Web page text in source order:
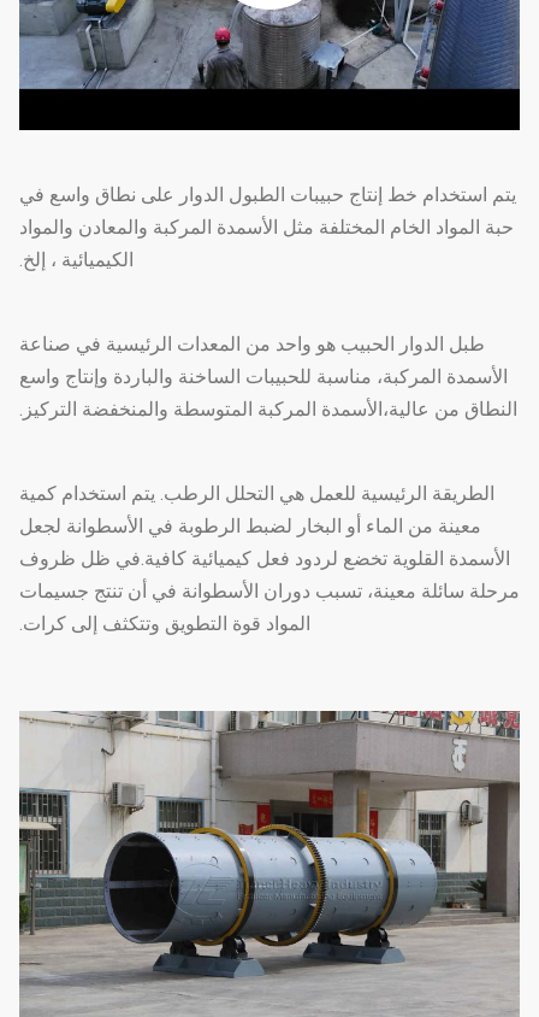
يتم استخدام خط إنتاج حبيبات الطبول الدوار على نطاق واسع في
حبة المواد الخام المختلفة مثل الأسمدة المركبة والمعادن والمواد
الكيميائية ، إلخ.
طبل الدوار الحبيب هو واحد من المعدات الرئيسية في صناعة
الأسمدة المركبة، مناسبة للحبيبات الساخنة والباردة وإنتاج واسع
النطاق من عالية،الأسمدة المركبة المتوسطة والمنخفضة التركيز.
الطريقة الرئيسية للعمل هي التحلل الرطب. يتم استخدام كمية
معينة من الماء أو البخار لضبط الرطوبة في الأسطوانة لجعل
الأسمدة القلوية تخضع لردود فعل كيميائية كافية.في ظل ظروف
مرحلة سائلة معينة، تسبب دوران الأسطوانة في أن تنتج جسيمات
المواد قوة التطويق وتتكثف إلى كرات.